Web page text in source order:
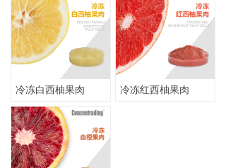
冷冻白西柚果肉 冷冻红西柚果肉